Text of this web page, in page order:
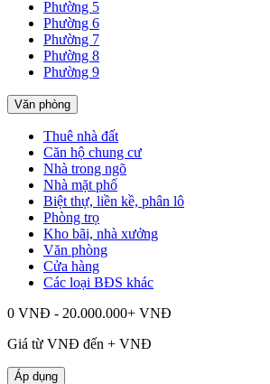
Phường 5
Phường 6
Phường 7
Phường 8
Phường 9
Văn phòng
Thuê nhà đất
Căn hộ chung cư
Nhà trong ngõ
Nhà mặt phố
Biệt thự, liền kề, phân lô
Phòng trọ
Kho bãi, nhà xưởng
Văn phòng
Cửa hàng
Các loại BĐS khác
0 VNĐ - 20.000.000+ VNĐ
Giá từ VNĐ đến + VNĐ
Áp dụng